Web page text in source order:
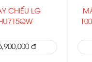
CHIẾU LG
đ